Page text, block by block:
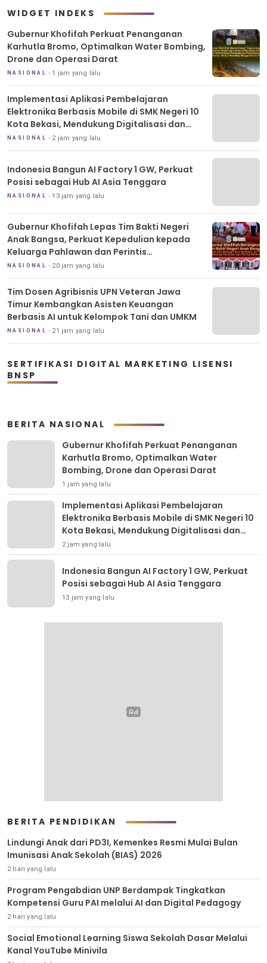
WIDGET INDEKS
Gubernur Khofifah Perkuat Penanganan
Karhutla Bromo, Optimalkan Water Bombing,
Drone dan Operasi Darat
NASIONAL 1 jam yang lalu
Implementasi Aplikasi Pembelajaran
Elektronika Berbasis Mobile di SMK Negeri 10
Kota Bekasi, Mendukung Digitalisasi dan
Inovasi Pembelajaran
NASIONAL 2 jam yang lalu
Indonesia Bangun AI Factory 1 GW, Perkuat
Posisi sebagai Hub AI Asia Tenggara
NASIONAL 13 jam yang lalu
Gubernur Khofifah Lepas Tim Bakti Negeri
Anak Bangsa, Perkuat Kepedulian kepada
Keluarga Pahlawan dan Perintis
Kemerdekaan
NASIONAL 20 jam yang lalu
Tim Dosen Agribisnis UPN Veteran Jawa
Timur Kembangkan Asisten Keuangan
Berbasis AI untuk Kelompok Tani dan UMKM
NASIONAL 21 jam yang lalu
SERTIFIKASI DIGITAL MARKETING LISENSI
BNSP
BERITA NASIONAL
Gubernur Khofifah Perkuat Penanganan
Karhutla Bromo, Optimalkan Water
Bombing, Drone dan Operasi Darat
1 jam yang lalu
Implementasi Aplikasi Pembelajaran
Elektronika Berbasis Mobile di SMK Negeri 10
Kota Bekasi, Mendukung Digitalisasi dan
Inovasi Pembelajaran
2 jam yang lalu
Indonesia Bangun AI Factory 1 GW, Perkuat
Posisi sebagai Hub AI Asia Tenggara
13 jam yang lalu
BERITA PENDIDIKAN
Lindungi Anak dari PD3I, Kemenkes Resmi Mulai Bulan
Imunisasi Anak Sekolah (BIAS) 2026
2 hari yang lalu
Program Pengabdian UNP Berdampak Tingkatkan
Kompetensi Guru PAI melalui AI dan Digital Pedagogy
2 hari yang lalu
Social Emotional Learning Siswa Sekolah Dasar Melalui
Kanal YouTube Minivila